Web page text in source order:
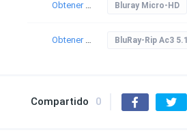
Obtener torrent Bluray Micro-HD
Obtener torrent BluRay-Rip Ac3 5.1
Compartido 0